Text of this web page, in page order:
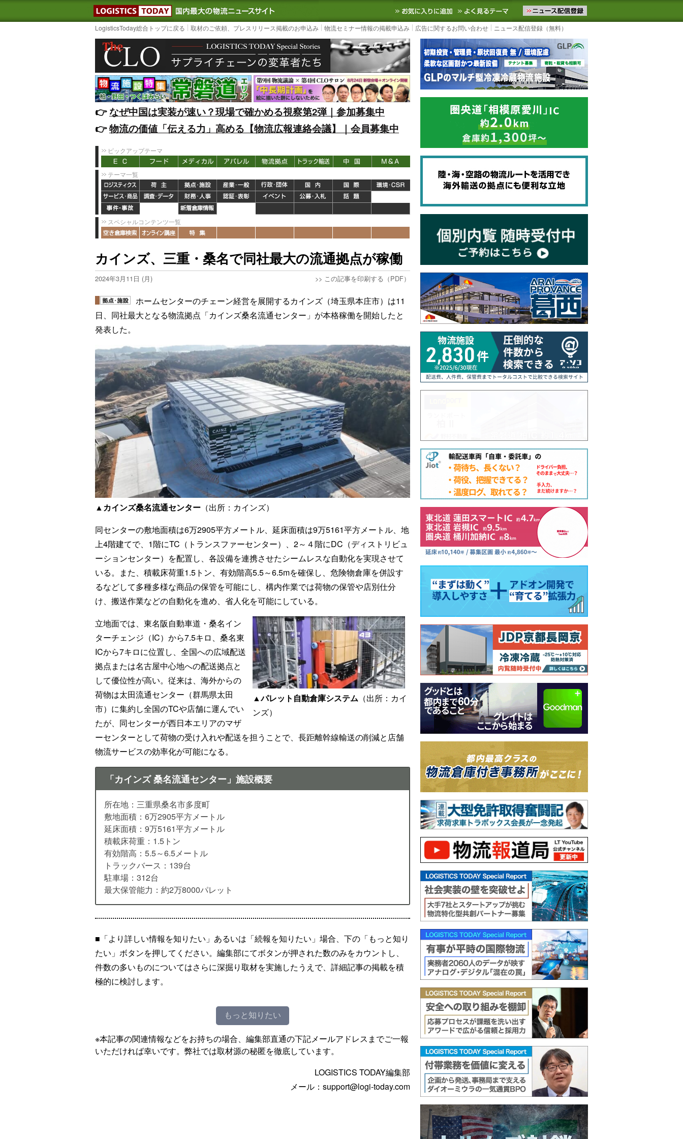
LOGISTICS TODAY｜国内最大の物流ニュースサイト3PL, SCMなど国内外の最新の物流ニュースをお届けします。物流ニュースメール配信を登録す
お気に入りに追加 よく見るテーマ
LogisticsToday総合トップに戻る 取材のご依頼、プレスリリース掲載のお申込み 物流セミナー情報の掲載申込み 広告に関するお問い合わせ ニュース配信登録（無料）
👉️なぜ中国は実装が速い？現場で確かめる視察第2弾｜参加募集中
👉️物流の価値「伝える力」高める【物流広報連絡会議】｜会員募集中
ピックアップテーマ
テーマ一覧
スペシャルコンテンツ一覧
カインズ、三重・桑名で同社最大の流通拠点が稼働
2024年3月11日 (月) >> この記事を印刷する（PDF）
ホームセンターのチェーン経営を展開するカインズ（埼玉県本庄市）は11
日、同社最大となる物流拠点「カインズ桑名流通センター」が本格稼働を開始したと
発表した。
▲カインズ桑名流通センター （出所：カインズ）
同センターの敷地面積は6万2905平方メートル、延床面積は9万5161平方メートル、地
上4階建てで、1階にTC（トランスファーセンター）、2～４階にDC（ディストリビュ
ーションセンター）を配置し、各設備を連携させたシームレスな自動化を実現させて
いる。また、積載床荷重1.5トン、有効階高5.5～6.5mを確保し、危険物倉庫を併設す
るなどして多種多様な商品の保管を可能にし、構内作業では荷物の保管や店別仕分
け、搬送作業などの自動化を進め、省人化を可能にしている。
▲パレット自動倉庫システム （出所：カイ
ンズ）
立地面では、東名阪自動車道・桑名イン
ターチェンジ（IC）から7.5キロ、桑名東
ICから7キロに位置し、全国への広域配送
拠点または名古屋中心地への配送拠点と
して優位性が高い。従来は、海外からの
荷物は太田流通センター（群馬県太田
市）に集約し全国のTCや店舗に運んでい
たが、同センターが西日本エリアのマザ
ーセンターとして荷物の受け入れや配送を担うことで、長距離幹線輸送の削減と店舗
物流サービスの効率化が可能になる。
「カインズ 桑名流通センター」施設概要
所在地：三重県桑名市多度町
敷地面積：6万2905平方メートル
延床面積：9万5161平方メートル
積載床荷重：1.5トン
有効階高：5.5～6.5メートル
トラックバース：139台
駐車場：312台
最大保管能力：約2万8000パレット
■「より詳しい情報を知りたい」あるいは「続報を知りたい」場合、下の「もっと知り
たい」ボタンを押してください。編集部にてボタンが押された数のみをカウントし、
件数の多いものについてはさらに深掘り取材を実施したうえで、詳細記事の掲載を積
極的に検討します。
もっと知りたい
※本記事の関連情報などをお持ちの場合、編集部直通の下記メールアドレスまでご一報
いただければ幸いです。弊社では取材源の秘匿を徹底しています。
LOGISTICS TODAY編集部
メール：support@logi-today.com